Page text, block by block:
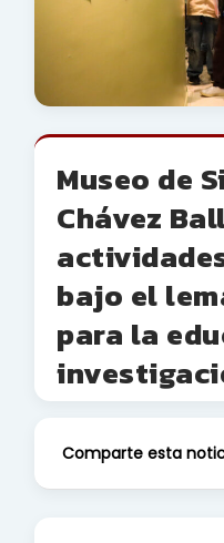
Museo de
Chávez
bajo el
para la
Comparte esta